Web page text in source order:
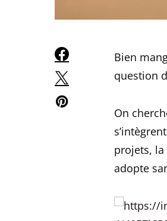
Bien
question
On
projets,
adopte